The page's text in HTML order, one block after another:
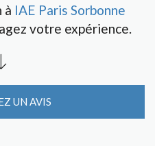
à IAE Paris Sorbonne
votre expérience.
UN AVIS